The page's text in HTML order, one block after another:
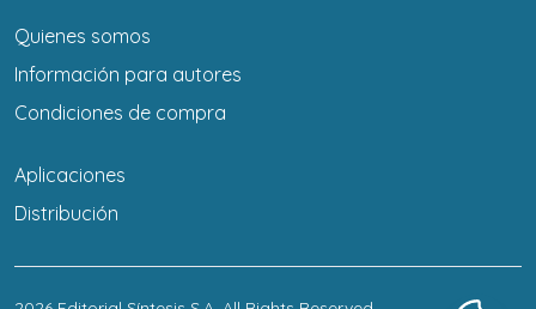
Quienes somos
Información para autores
Condiciones de compra
Aplicaciones
Distribución